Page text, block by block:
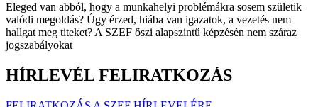
Eleged van abból, hogy a munkahelyi problémákra sosem születik
valódi megoldás? Úgy érzed, hiába van igazatok, a vezetés nem
hallgat meg titeket? A SZEF őszi alapszintű képzésén nem száraz
jogszabályokat
HÍRLEVÉL FELIRATKOZÁS